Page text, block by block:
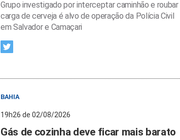
Grupo investigado por interceptar caminhão e roubar
carga de cerveja é alvo de operação da Polícia Civil
em Salvador e Camaçari
BAHIA
19h26 de 02/08/2026
Gás de cozinha deve ficar mais barato